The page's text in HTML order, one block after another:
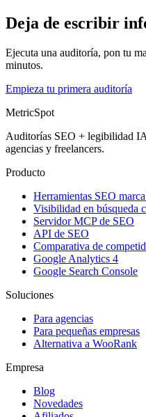
Deja de escribir
Ejecuta una auditoría, pon tu
minutos.
Empieza tu primera auditoría
MetricSpot
Auditorías SEO + legibilidad
agencias y freelancers.
Producto
Herramientas SEO
Visibilidad en búsqueda
Servidor MCP de SEO
API de SEO
Comparativa de
Google Analytics 4
Google Search Console
Soluciones
Para agencias
Para pequeñas empresas
Alternativa a WooRank
Empresa
Blog
Novedades